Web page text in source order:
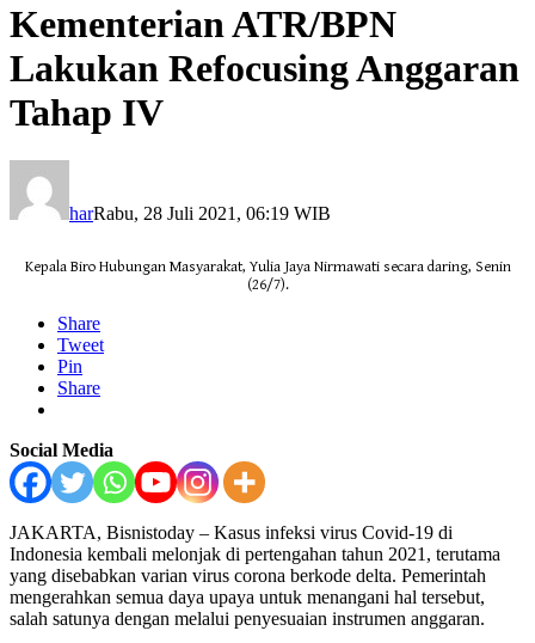
Kementerian ATR/BPN
Lakukan Refocusing Anggaran
Tahap IV
harRabu, 28 Juli 2021, 06:19 WIB
Kepala Biro Hubungan Masyarakat, Yulia Jaya Nirmawati secara daring, Senin
(26/7).
Share
Tweet
Pin
Share
Social Media
JAKARTA, Bisnistoday – Kasus infeksi virus Covid-19 di
Indonesia kembali melonjak di pertengahan tahun 2021, terutama
yang disebabkan varian virus corona berkode delta. Pemerintah
mengerahkan semua daya upaya untuk menangani hal tersebut,
salah satunya dengan melalui penyesuaian instrumen anggaran.